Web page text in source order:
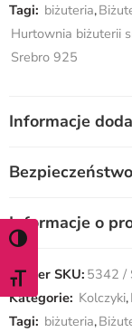
WŁĄCZ TRYB
ZMIEŃ
Tagi: biżuteria,
Hurtownia biżuterii
Srebro 925
Informacje
Bezpieczeństwo
Informacje o
Numer SKU: 5342 /
Kategorie: Kolczyki,
Tagi: biżuteria,